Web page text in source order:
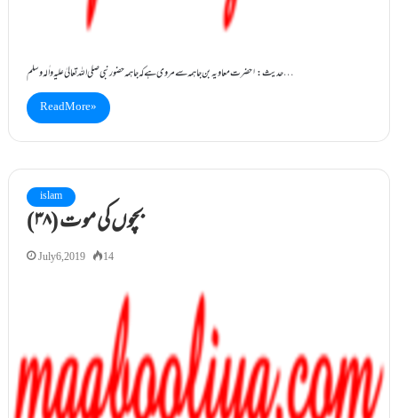
حدیث:۱ حضرت معاویہ بن جاہمہ سے مروی ہے کہ جاہمہ حضور نبی صلی اللہ تعالیٰ علیہ واٰلہ وسلم…
Read More »
islam
(۳۸) بچوں کی موت
July 6, 2019 14